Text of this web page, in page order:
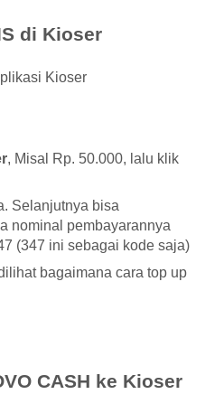
di Kioser
Kioser
, Misal Rp. 50.000, lalu klik
Selanjutnya bisa
nominal pembayarannya
(347 ini sebagai kode saja)
bagaimana cara top up
CASH ke Kioser